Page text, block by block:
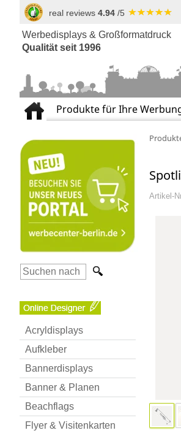
real reviews 4.94 /5
Werbedisplays & Großformatdruck
Qualität seit 1996
Produkte für Ihre
Acryldisplays
Aufkleber
Bannerdisplays
Banner & Planen
Beachflags
Flyer & Visitenkarten
Artikel-